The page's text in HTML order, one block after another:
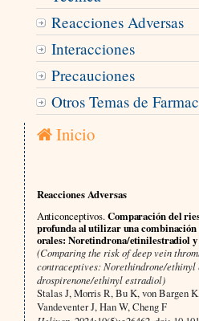
Reacciones Adversas
Interacciones
Precauciones
Otros Temas de
Inicio
Reacciones Adversas
Anticonceptivos.Comparación del
profunda al utilizar una combinación
orales: Noretindrona/etinilestradiol
(Comparing the risk of deep vein
contraceptives: Norethindrone/ethinyl
drospirenone/ethinyl estradiol)
Stalas J, Morris R, Bu K, von Bargen
Vandeventer J, Han W, Cheng F